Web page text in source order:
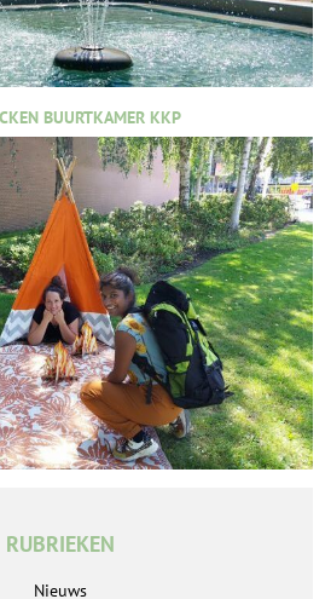
BUURTKAMER KKP
RUBRIEKEN
Nieuws